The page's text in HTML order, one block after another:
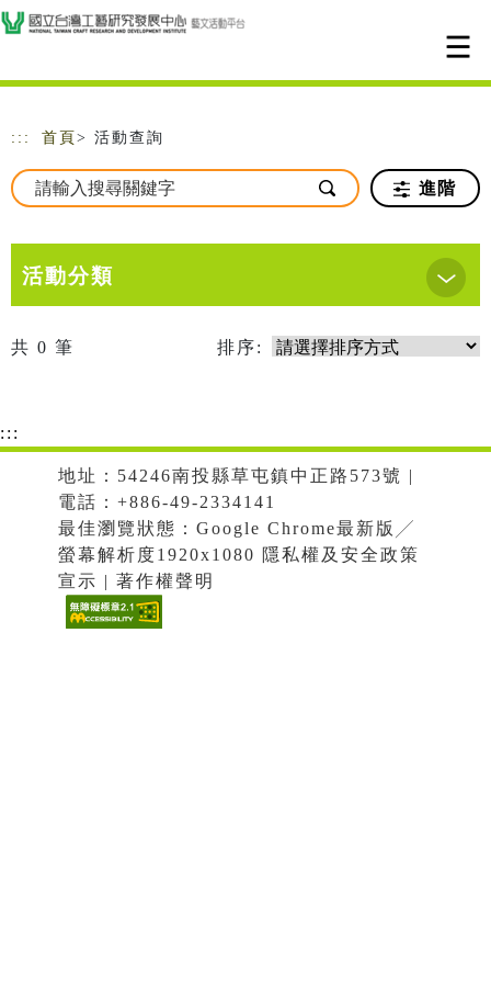
跳到主要內容
網站導覽
::: 首頁 > 活動查詢
進階
活動分類
共 0 筆 排序:
:::
地址：54246南投縣草屯鎮中正路573號 |
電話：+886-49-2334141
最佳瀏覽狀態：Google Chrome最新版╱
螢幕解析度1920x1080 隱私權及安全政策
宣示 | 著作權聲明